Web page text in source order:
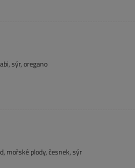
sýr, oregano
mořské plody, česnek, sýr